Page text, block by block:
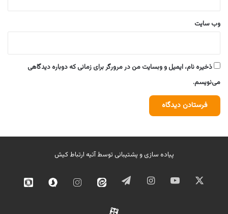
وب‌ سایت
ذخیره نام، ایمیل و وبسایت من در مرورگر برای زمانی که دوباره دیدگاهی
می‌نویسم.
پیاده سازی و پشتیبانی توسطآتیه ارتباط کیش
ایکس یوتیوب اینستاگرامتلگرام ایتا
اینستاگرامسروش